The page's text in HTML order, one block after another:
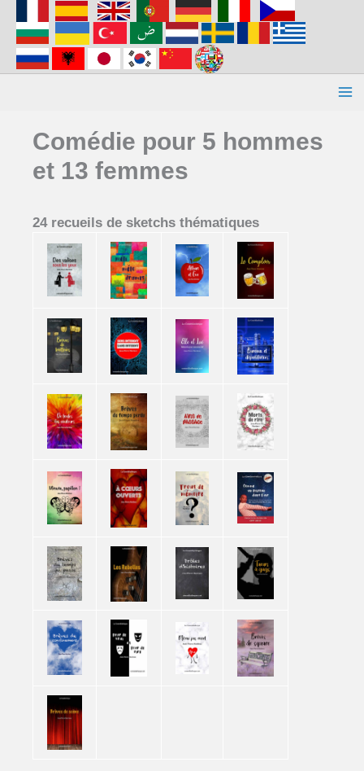
contenu
Comédie pour 5 hommes
et 13 femmes
24 recueils de sketchs thématiques